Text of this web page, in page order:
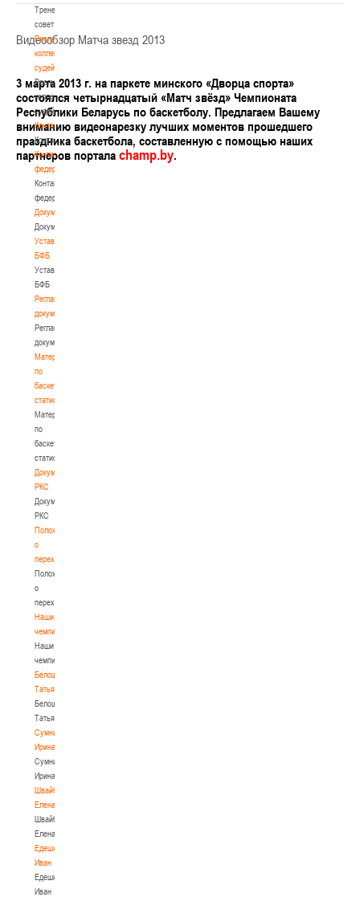
Тренерский
совет
Республиканская
коллегия
судей
Республиканская
коллегия
судей
Контакты
Контакты
Контакты
федерации
Контакты
федерации
Документы
Документы
Устав
БФБ
Устав
БФБ
Регламентирующие
документы
Регламентирующие
документы
Материалы
по
баскетбольной
статистике
Материалы
по
баскетбольной
статистике
Документы
РКС
Документы
РКС
Положение
о
переходах
Положение
о
переходах
Наши
чемпионы
Наши
чемпионы
Белошапко
Татьяна
Белошапко
Татьяна
Сумникова
Ирина
Сумникова
Ирина
Швайбович
Елена
Швайбович
Елена
Едешко
Иван
Едешко
Иван
Видеообзор Матча звезд 2013
3 марта 2013 г. на паркете минского «Дворца спорта»
состоялся четырнадцатый «Матч звёзд» Чемпионата
Республики Беларусь по баскетболу. Предлагаем Вашему
вниманию видеонарезку лучших моментов прошедшего
праздника баскетбола, составленную с помощью наших
партнеров портала champ.by